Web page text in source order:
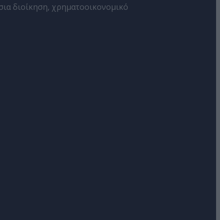
διοίκηση, χρηματοοικονομικό